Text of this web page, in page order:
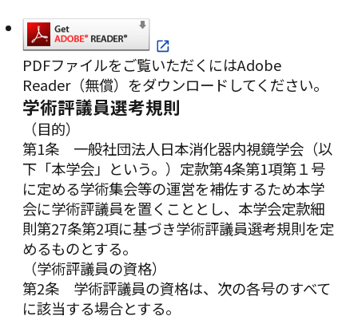
PDFファイルをご覧いただくにはAdobe
Reader（無償）をダウンロードしてください。
学術評議員選考規則
（目的）
第1条 一般社団法人日本消化器内視鏡学会（以
下「本学会」という。）定款第4条第1項第１号
に定める学術集会等の運営を補佐するため本学
会に学術評議員を置くこととし、本学会定款細
則第27条第2項に基づき学術評議員選考規則を定
めるものとする。
（学術評議員の資格）
第2条 学術評議員の資格は、次の各号のすべて
に該当する場合とする。